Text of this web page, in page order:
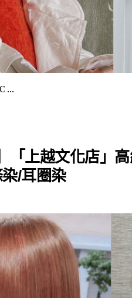
...
「上越文化店」
/耳圈染